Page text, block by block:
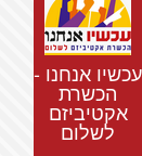
חדשות
נושאים
רשימת התנחלויות
מפת התנחלויות
עכשיו אנחנו -
הכשרת
אקטיביזם
לשלום